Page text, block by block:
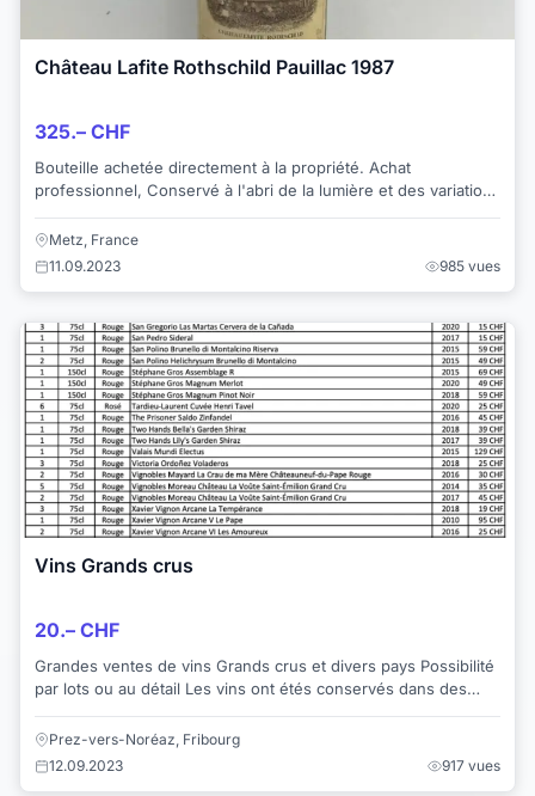
Château Lafite Rothschild Pauillac 1987
325.– CHF
Bouteille achetée directement à la propriété. Achat
professionnel, Conservé à l'abri de la lumière et des variations
Metz, France
11.09.2023
985 vues
Vins Grands crus
20.– CHF
Grandes ventes de vins Grands crus et divers pays Possibilité
par lots ou au détail Les vins ont étés conservés dans des
Prez-vers-Noréaz, Fribourg
12.09.2023
917 vues